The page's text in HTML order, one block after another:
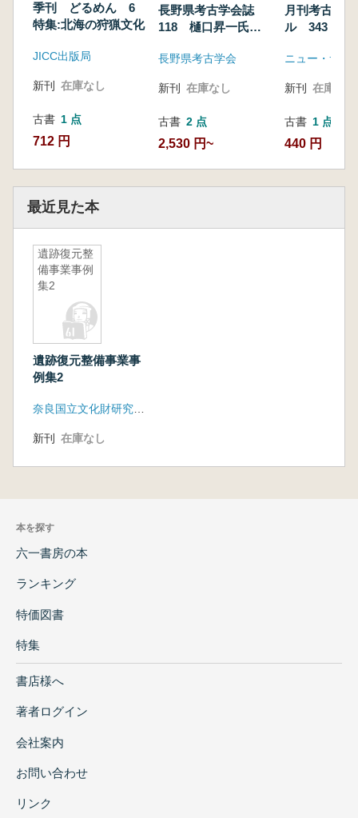
季刊 どるめん 6
特集:北海の狩猟文化
JICC出版局
新刊 在庫なし
古書 1 点
712 円
長野県考古学会誌
118 樋口昇一氏追
長野県考古学会
新刊 在庫なし
古書 2 点
2,530 円~
月刊考古学
ル 343 特
ニュー・サイ
新刊 在庫なし
古書 1 点
440 円
最近見た本
遺跡復元整
備事業事例
集2
遺跡復元整備事業事
例集2
新刊 在庫なし
本を探す
六一書房の本
ランキング
特価図書
特集
書店様へ
著者ログイン
会社案内
お問い合わせ
リンク